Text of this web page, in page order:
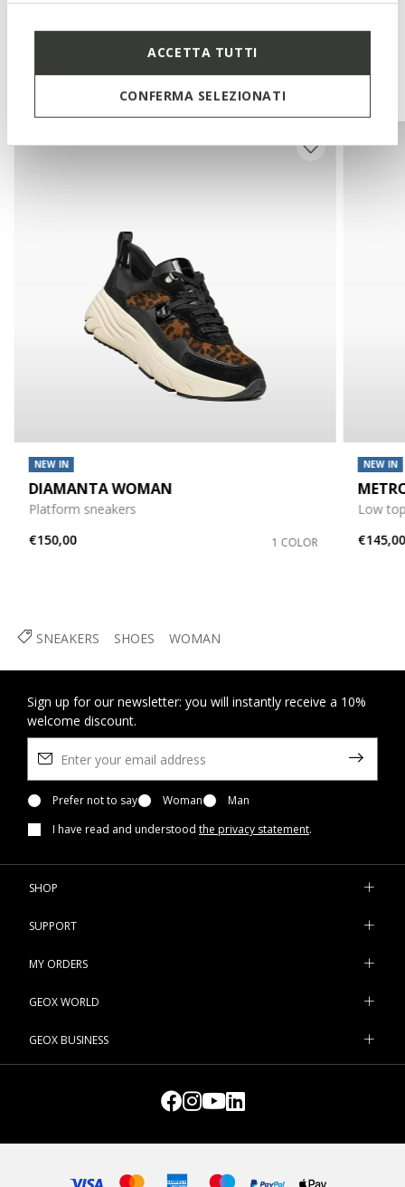
ACCETTA TUTTI
CONFERMA SELEZIONATI
SNEAKERS SHOES WOMAN
You may also like
NEW IN
DIAMANTA WOMAN
Platform sneakers
€150,00
1 COLOR
NEW IN
Low
€145,00
Sign up for our newsletter: you will instantly receive a 10%
welcome discount.
Prefer not to say Woman
Man
I have read and understood the privacy statement.
SHOP
SUPPORT
MY ORDERS
GEOX WORLD
GEOX BUSINESS